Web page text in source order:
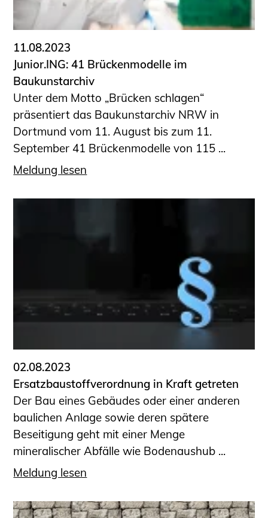
Informationen für Fortbildungsträger
Anträge, Anzeigen, Formulare
Fortbildung/Seminare
Informationen für Ingenieurinnen
und Ingenieure
Recht
Planungswettbewerbe
Publikationen
Stellenbörse
Staatlich anerkannte Sachverständige
Qualifizierte Tragwerksplaner/-innen
Funktionsprüfung privater
Abwasserleitungen
Büronachfolge
Zusatzqualifikationen
Geschützter Bereich
Informationen für Auftraggeber und
Verbraucher
Ingenieursuche (Mitglieder der IK-Bau
NRW)
Bauherren-ABC
11.08.2023
Junior.ING: 41 Brückenmodelle im
Baukunstarchiv
Unter dem Motto „Brücken schlagen“
präsentiert das Baukunstarchiv NRW in
Dortmund vom 11. August bis zum 11.
September 41 Brückenmodelle von 115 ...
Meldung lesen
02.08.2023
Ersatzbaustoffverordnung in Kraft getreten
Der Bau eines Gebäudes oder einer anderen
baulichen Anlage sowie deren spätere
Beseitigung geht mit einer Menge
mineralischer Abfälle wie Bodenaushub ...
Meldung lesen